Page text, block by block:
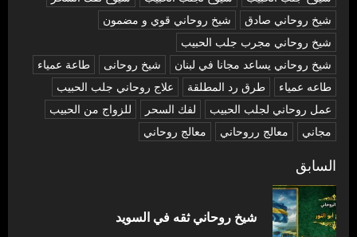
شیخ روحاني صادق
شیخ روحاني قوي و مضمون
شیخ روحاني مجرب جلب الحبيب
شیخ روحاني يساعد مجانا في لبنان
شیخ روحانی
طاعة عمياء
طاعه عمياء
طرق رد المطلقة
علاج روحاني جلب الحبيب
عمل روحاني لجلب الحبيب
لفك السحر
للزواج من الحبيب
مجاني
معالج رروحاني معالج روحاني
تصفّح
المقالات
السابق
شيخ روحاني ثقه في السويد